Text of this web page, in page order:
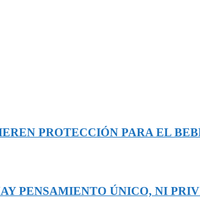
PROTECCIÓN PARA EL
PENSAMIENTO ÚNICO, NI